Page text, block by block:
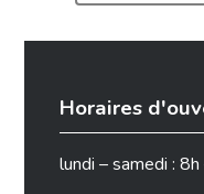
Horaires
lundi – samedi :